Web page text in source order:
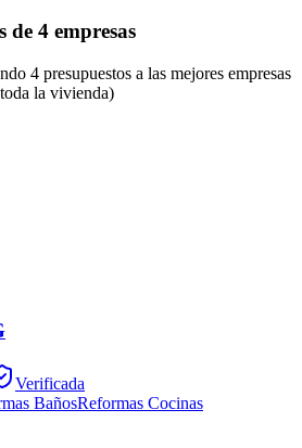
de 4 empresas
4 presupuestos a las mejores empresas
la vivienda)
Verificada
BañosReformas Cocinas